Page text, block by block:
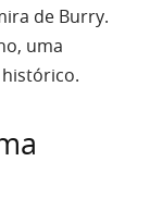
de Burry.
uma